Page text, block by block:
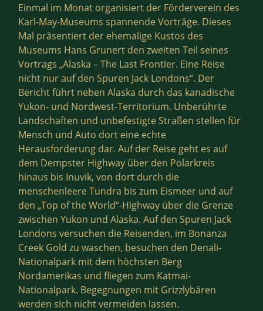
Einmal im Monat organisiert der Förderverein des
Karl-May-Museums spannende Vorträge. Dieses
Mal präsentiert der ehemalige Kustos des
Museums Hans Grunert den zweiten Teil seines
Vortrags „Alaska – The Last Frontier. Eine Reise
nicht nur auf den Spuren Jack Londons“. Der
Bericht führt neben Alaska durch das kanadische
Yukon- und Nordwest-Territorium. Unberührte
Landschaften und unbefestigte Straßen stellen für
Mensch und Auto dort eine echte
Herausforderung dar. Auf der Reise geht es auf
dem Dempster Highway über den Polarkreis
hinaus bis Inuvik, von dort durch die
menschenleere Tundra bis zum Eismeer und auf
den „Top of the World“-Highway über die Grenze
zwischen Yukon und Alaska. Auf den Spuren Jack
Londons versuchen die Reisenden, im Bonanza
Creek Gold zu waschen, besuchen den Denali-
Nationalpark mit dem höchsten Berg
Nordamerikas und fliegen zum Katmai-
Nationalpark. Begegnungen mit Grizzlybären
werden sich nicht vermeiden lassen.